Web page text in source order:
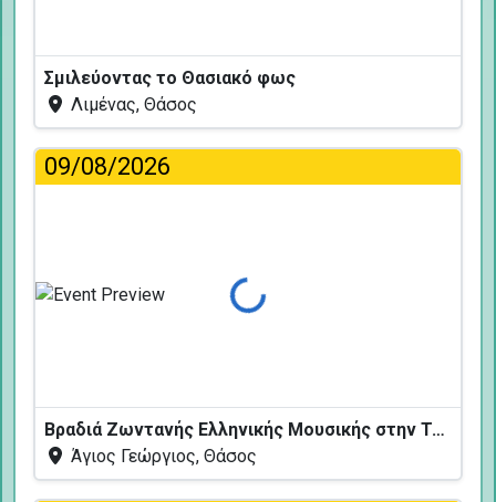
Σμιλεύοντας το Θασιακό φως
Λιμένας, Θάσος
09/08/2026
Φόρτωση...
Βραδιά Ζωντανής Ελληνικής Μουσικής στην Ταβέρνα Κελάρι
Άγιος Γεώργιος, Θάσος